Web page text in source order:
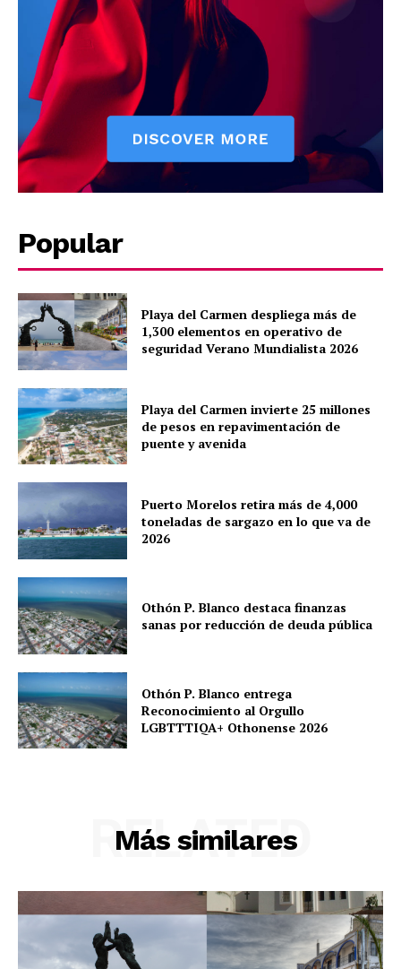
Quintana Roo
Cancún
Chetumal
Playa del Carmen
Puerto Morelos
Popular
Playa del Carmen despliega más de
1,300 elementos en operativo de
seguridad Verano Mundialista 2026
Playa del Carmen invierte 25 millones
de pesos en repavimentación de
puente y avenida
Puerto Morelos retira más de 4,000
toneladas de sargazo en lo que va de
2026
Othón P. Blanco destaca finanzas
sanas por reducción de deuda pública
Othón P. Blanco entrega
Reconocimiento al Orgullo
LGBTTTIQA+ Othonense 2026
Más similares
RELATED